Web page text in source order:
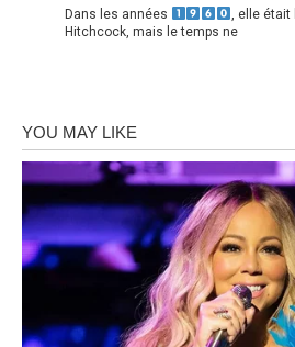
Dans les années
, elle était
Hitchcock, mais le temps ne